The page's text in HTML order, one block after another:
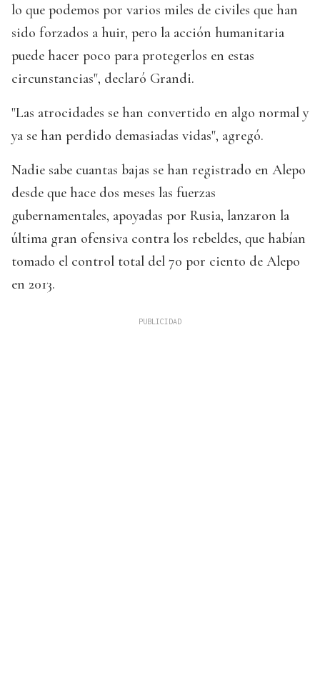
lo que podemos por varios miles de civiles que han
sido forzados a huir, pero la acción humanitaria
puede hacer poco para protegerlos en estas
circunstancias", declaró Grandi.
"Las atrocidades se han convertido en algo normal y
ya se han perdido demasiadas vidas", agregó.
Nadie sabe cuantas bajas se han registrado en Alepo
desde que hace dos meses las fuerzas
gubernamentales, apoyadas por Rusia, lanzaron la
última gran ofensiva contra los rebeldes, que habían
tomado el control total del 70 por ciento de Alepo
en 2013.